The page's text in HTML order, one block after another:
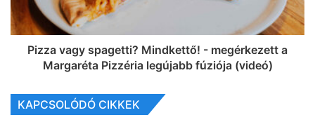
Pizza vagy spagetti? Mindkettő! - megérkezett a
Margaréta Pizzéria legújabb fúziója (videó)
KAPCSOLÓDÓ CIKKEK